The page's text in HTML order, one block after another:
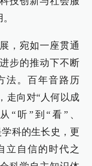
，宛如一座贯通
步的推动下不断
法。百年音路历
走向对“人何以成
“听”到“看”、
学科的生长史，更
立自信的时代之